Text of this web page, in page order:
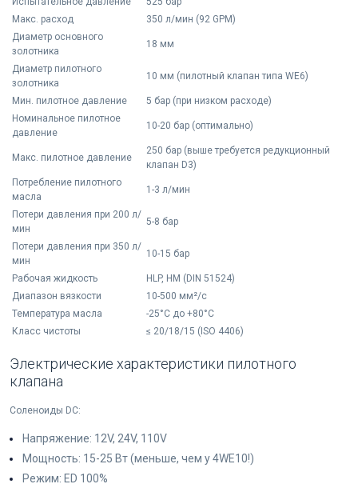
Макс. расход
350 л/мин (92 GPM)
Диаметр основного
золотника
18 мм
Диаметр пилотного
золотника
10 мм (пилотный клапан типа WE6)
Мин. пилотное давление
5 бар (при низком расходе)
Номинальное пилотное
давление
10-20 бар (оптимально)
Макс. пилотное давление
250 бар (выше требуется редукционный
клапан D3)
Потребление пилотного
масла
1-3 л/мин
Потери давления при 200 л/
мин
5-8 бар
Потери давления при 350 л/
мин
10-15 бар
Рабочая жидкость
HLP, HM (DIN 51524)
Диапазон вязкости
10-500 мм²/с
Температура масла
-25°C до +80°C
Класс чистоты
≤ 20/18/15 (ISO 4406)
Электрические характеристики пилотного
клапана
Соленоиды DC:
Напряжение: 12V, 24V, 110V
Мощность: 15-25 Вт (меньше, чем у 4WE10!)
Режим: ED 100%